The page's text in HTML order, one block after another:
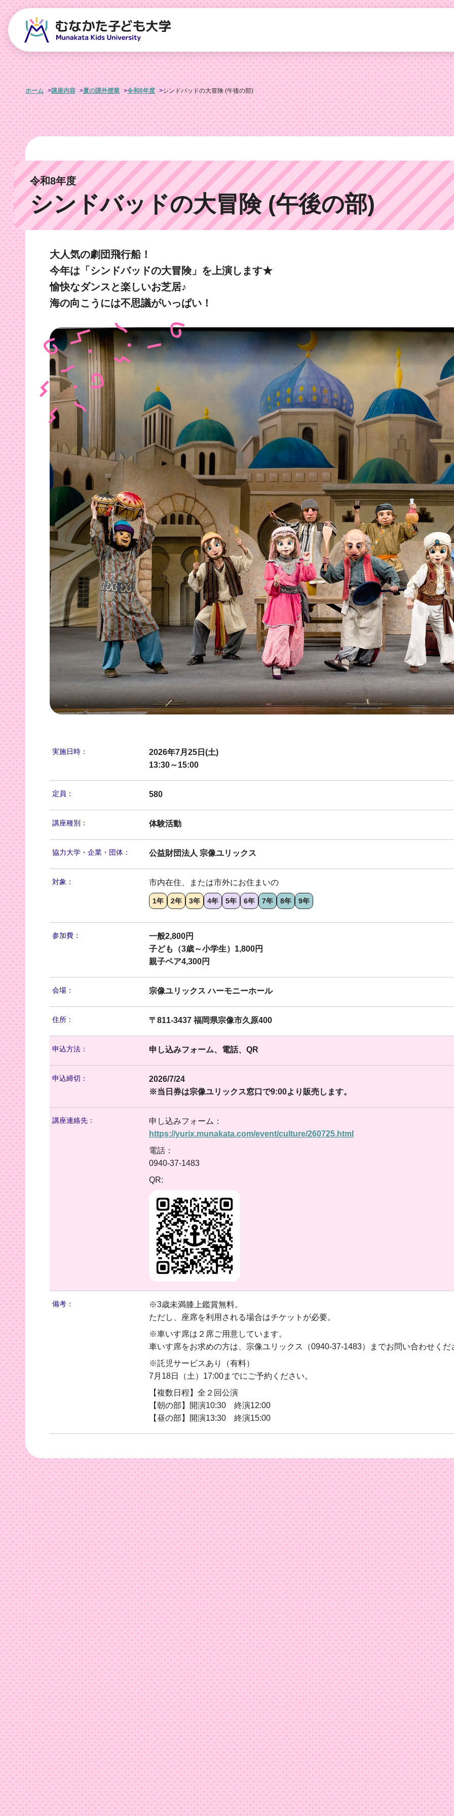
ホーム 講座内容 夏の課外授業 令和8年度 シンドバッドの大冒険 (午後の部)
令和8年度
シンドバッドの大冒険 (午後の部)
大人気の劇団飛行船！
今年は「シンドバッドの大冒険」を上演します★
愉快なダンスと楽しいお芝居♪
海の向こうには不思議がいっぱい！
実施日時：
2026年7月25日(土)
13:30～15:00
定員： 580
講座種別： 体験活動
協力大学・ 企業・団体： 公益財団法人 宗像ユリックス
対象： 市内在住、または市外にお住まいの
1年 2年 3年 4年 5年 6年 7年 8年 9年
参加費：
一般2,800円
子ども（3歳～小学生）1,800円
親子ペア4,300円
会場： 宗像ユリックス ハーモニーホール
住所： 〒811-3437 福岡県宗像市久原400
申込方法： 申し込みフォーム、電話、QR
申込締切：
2026/7/24
※当日券は宗像ユリックス窓口で9:00より販売します。
講座連絡先：
申し込みフォーム：
https://yurix.munakata.com/event/culture/260725.html
電話：
0940-37-1483
QR:
備考：
※3歳未満膝上鑑賞無料。
ただし、座席を利用される場合はチケットが必要。
※車いす席は２席ご用意しています。
車いす席をお求めの方は、宗像ユリックス（0940-37-1483）までお問い合わせくだ
※託児サービスあり（有料）
7月18日（土）17:00までにご予約ください。
【複数日程】全２回公演
【朝の部】開演10:30 終演12:00
【昼の部】開演13:30 終演15:00